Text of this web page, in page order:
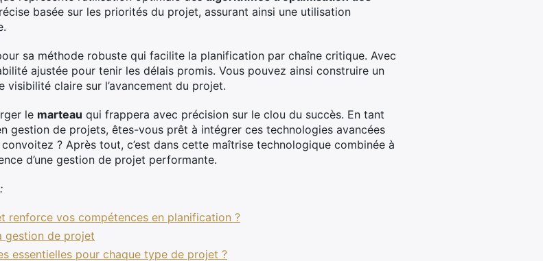
basée sur les priorités du projet, assurant ainsi une utilisation
sa méthode robuste qui facilite la planification par chaîne critique. Avec
ajustée pour tenir les délais promis. Vous pouvez ainsi construire un
claire sur l’avancement du projet.
le marteau qui frappera avec précision sur le clou du succès. En tant
gestion de projets, êtes-vous prêt à intégrer ces technologies avancées
? Après tout, c’est dans cette maîtrise technologique combinée à
d’une gestion de projet performante.
renforce vos compétences en planification ?
gestion de projet
essentielles pour chaque type de projet ?